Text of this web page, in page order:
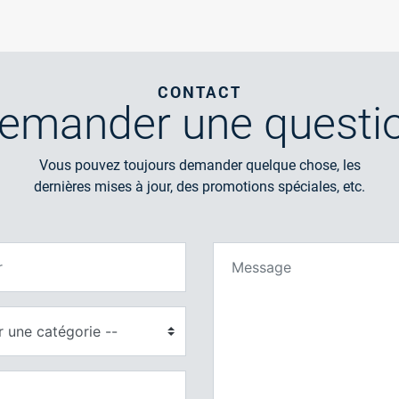
CONTACT
une
Vous pouvez toujours demander quelque chose, les
dernières mises à jour, des promotions spéciales, etc.